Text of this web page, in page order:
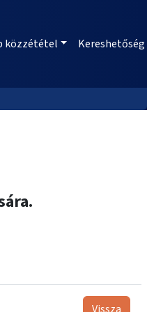
közzététel Kereshetőség